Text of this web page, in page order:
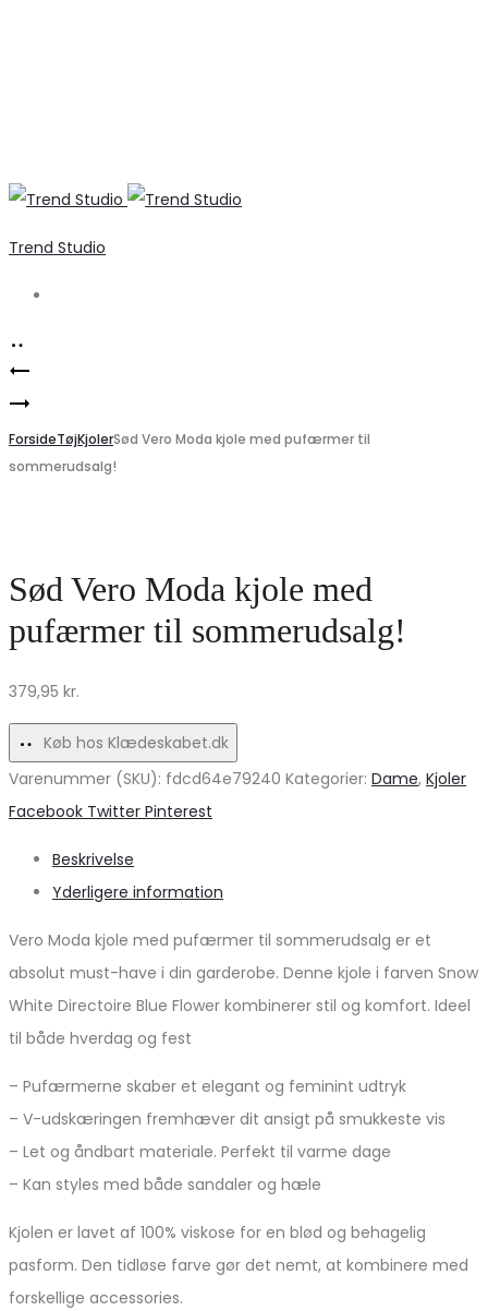
Trend Studio
Product
navigation
i
kold
perfekt
til
enhver
Marta
du
Chateau
kvinder
–
tilbud!
ForsideTøjKjolerSød Vero Moda kjole med pufærmer til
sommerudsalg!
Sød Vero Moda kjole med
pufærmer til sommerudsalg!
379,95 kr.
Køb hos Klædeskabet.dk
Varenummer (SKU): fdcd64e79240 Kategorier: Dame, Kjoler
Share
Facebook Twitter Pinterest
Beskrivelse
Yderligere information
Vero Moda kjole med pufærmer til sommerudsalg er et
absolut must-have i din garderobe. Denne kjole i farven Snow
White Directoire Blue Flower kombinerer stil og komfort. Ideel
til både hverdag og fest
– Pufærmerne skaber et elegant og feminint udtryk
– V-udskæringen fremhæver dit ansigt på smukkeste vis
– Let og åndbart materiale. Perfekt til varme dage
– Kan styles med både sandaler og hæle
Kjolen er lavet af 100% viskose for en blød og behagelig
pasform. Den tidløse farve gør det nemt, at kombinere med
forskellige accessories.